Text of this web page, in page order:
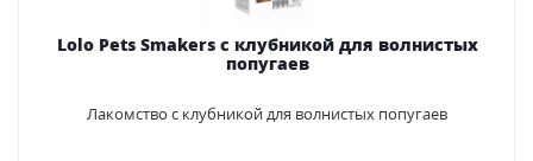
Lolo Pets Smakers с клубникой для волнистых
попугаев
Лакомство с клубникой для волнистых попугаев